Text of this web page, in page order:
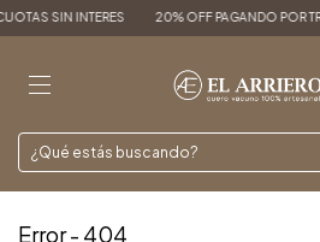
SIN INTERES 20% OFF PAGANDO POR
Error - 404